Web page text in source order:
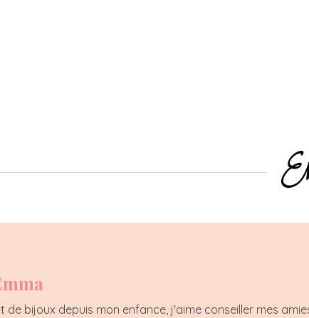
de bijoux depuis mon enfance, j'aime conseiller mes